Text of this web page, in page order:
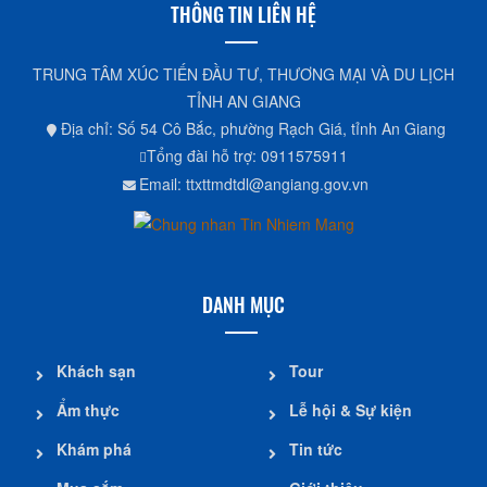
THÔNG TIN LIÊN HỆ
TRUNG TÂM XÚC TIẾN ĐẦU TƯ, THƯƠNG MẠI VÀ DU LỊCH
TỈNH AN GIANG
Địa chỉ: Số 54 Cô Bắc, phường Rạch Giá, tỉnh An Giang
Tổng đài hỗ trợ: 0911575911
Email: ttxttmdtdl@angiang.gov.vn
DANH MỤC
Khách sạn
Ẩm thực
Khám phá
Tour
Lễ hội & Sự kiện
Tin tức